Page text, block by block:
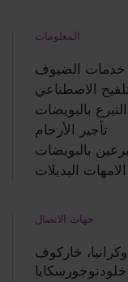
المعلومات
خدمات الضيوف
الاصطناعي
التبرع بالبويضات
تأجير الأرحام
بالبويضات
الامهات البديلات
جهات الاتصال
أوكرانيا، خاركوف